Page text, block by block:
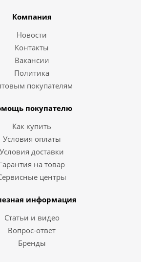
Компания
Новости
Контакты
Вакансии
Политика
покупателям
покупателю
Как купить
Условия оплаты
Условия доставки
на товар
центры
информация
Статьи и видео
Вопрос-ответ
Бренды